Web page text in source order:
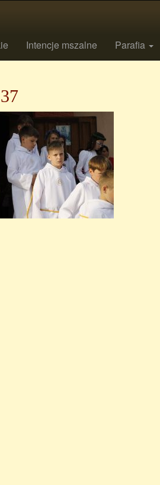
Intencje mszalne Parafia